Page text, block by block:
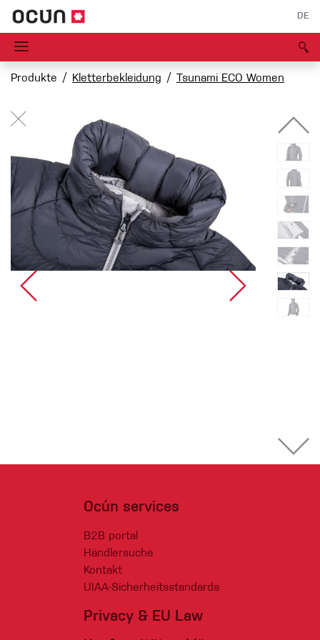
DE
Produkte Kletterbekleidung Tsunami ECO Women
Ocún services
B2B portal
Händlersuche
Kontakt
UIAA-Sicherheitsstandards
Privacy & EU Law